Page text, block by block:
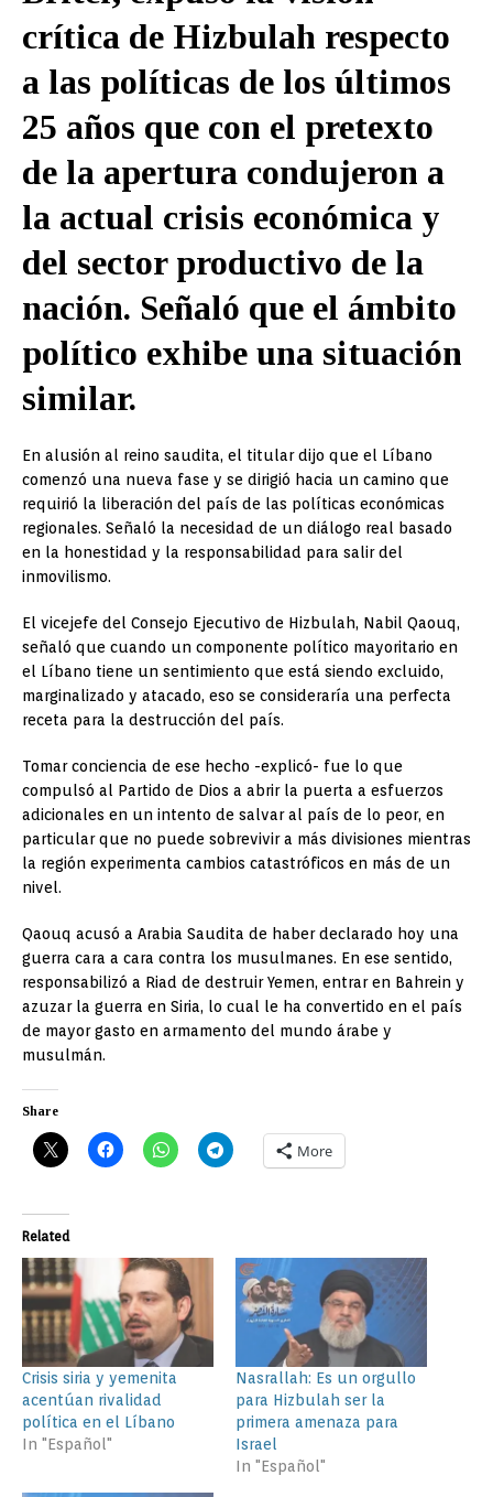
crítica de Hizbulah respecto
a las políticas de los últimos
25 años que con el pretexto
de la apertura condujeron a
la actual crisis económica y
del sector productivo de la
nación. Señaló que el ámbito
político exhibe una situación
similar.
En alusión al reino saudita, el titular dijo que el Líbano
comenzó una nueva fase y se dirigió hacia un camino que
requirió la liberación del país de las políticas económicas
regionales. Señaló la necesidad de un diálogo real basado
en la honestidad y la responsabilidad para salir del
inmovilismo.
El vicejefe del Consejo Ejecutivo de Hizbulah, Nabil Qaouq,
señaló que cuando un componente político mayoritario en
el Líbano tiene un sentimiento que está siendo excluido,
marginalizado y atacado, eso se consideraría una perfecta
receta para la destrucción del país.
Tomar conciencia de ese hecho -explicó- fue lo que
compulsó al Partido de Dios a abrir la puerta a esfuerzos
adicionales en un intento de salvar al país de lo peor, en
particular que no puede sobrevivir a más divisiones mientras
la región experimenta cambios catastróficos en más de un
nivel.
Qaouq acusó a Arabia Saudita de haber declarado hoy una
guerra cara a cara contra los musulmanes. En ese sentido,
responsabilizó a Riad de destruir Yemen, entrar en Bahrein y
azuzar la guerra en Siria, lo cual le ha convertido en el país
de mayor gasto en armamento del mundo árabe y
musulmán.
Share
More
Related
Crisis siria y yemenita
acentúan rivalidad
política en el Líbano
In "Español"
Nasrallah: Es un orgullo
para Hizbulah ser la
primera amenaza para
Israel
In "Español"